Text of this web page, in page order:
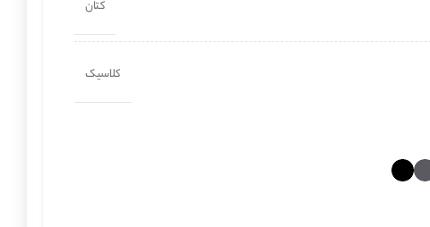
کتان
کلاسیک